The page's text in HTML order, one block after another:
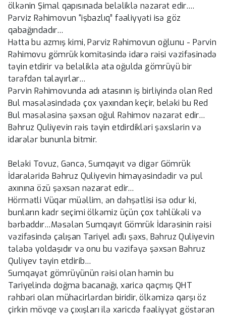
ölkənin Şimal qapısınada beləliklə nəzarət edir….
Pərviz Rəhimovun “işbazlıq” fəaliyyəti isə göz
qabağındadır…
Hətta bu azmış kimi, Pərviz Rəhimovun oğlunu - Pərvin
Rəhimovu gömrük komitəsində idarə rəisi vəzifəsinədə
təyin etdirir və beləliklə ata oğulda gömrüyü bir
tərəfdən talayırlar…
Pərvin Rəhimovunda adı atasının iş birliyində olan Red
Bul məsələsindədə çox yaxından keçir, beləki bu Red
Bul məsələsinə şəxsən oğul Rəhimov nəzarət edir…
Bəhruz Quliyevin rəis təyin etdirdikləri şəxslərin və
idarələr bununla bitmir.
Beləki Tovuz, Gəncə, Sumqayıt və digər Gömrük
İdarələridə Bəhruz Quliyevin himayəsindədir və pul
axınına özü şəxsən nəzarət edir…
Hörmətli Vüqar müəllim, ən dəhşətlisi isə odur ki,
bunların kadr seçimi ölkəmiz üçün çox təhlükəli və
bərbaddır…Məsələn Sumqayıt Gömrük İdarəsinin rəisi
vəzifəsində çalışan Tariyel adlı şəxs, Bəhruz Quliyevin
tələbə yoldaşıdır və onu bu vəzifəyə şəxsən Bəhruz
Quliyev təyin etdirib…
Sumqayət gömrüyünün rəisi olan həmin bu
Tariyelində doğma bacanağı, xaricə qaçmış QHT
rəhbəri olan mühacirlərdən biridir, ölkəmizə qarşı öz
çirkin mövqe və çıxışları ilə xaricdə fəaliyyət göstərən